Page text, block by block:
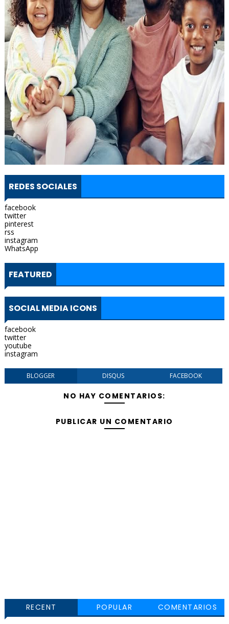
REDES SOCIALES
facebook
twitter
pinterest
rss
instagram
WhatsApp
FEATURED
SOCIAL MEDIA ICONS
facebook
twitter
youtube
instagram
BLOGGER DISQUS FACEBOOK
NO HAY COMENTARIOS:
PUBLICAR UN COMENTARIO
RECENT POPULAR COMENTARIOS